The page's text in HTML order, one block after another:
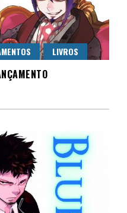
LIVROS